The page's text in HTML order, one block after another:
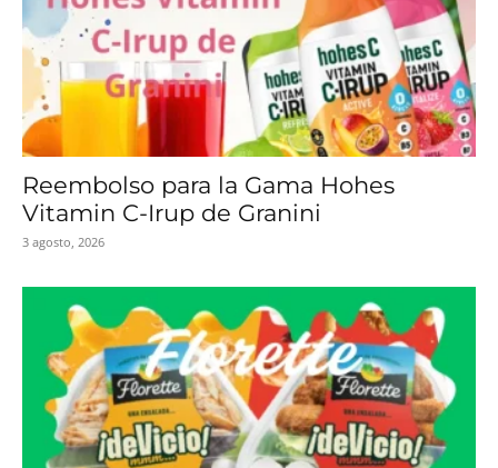
Reembolso para la Gama Hohes
Vitamin C-Irup de Granini
3 agosto, 2026